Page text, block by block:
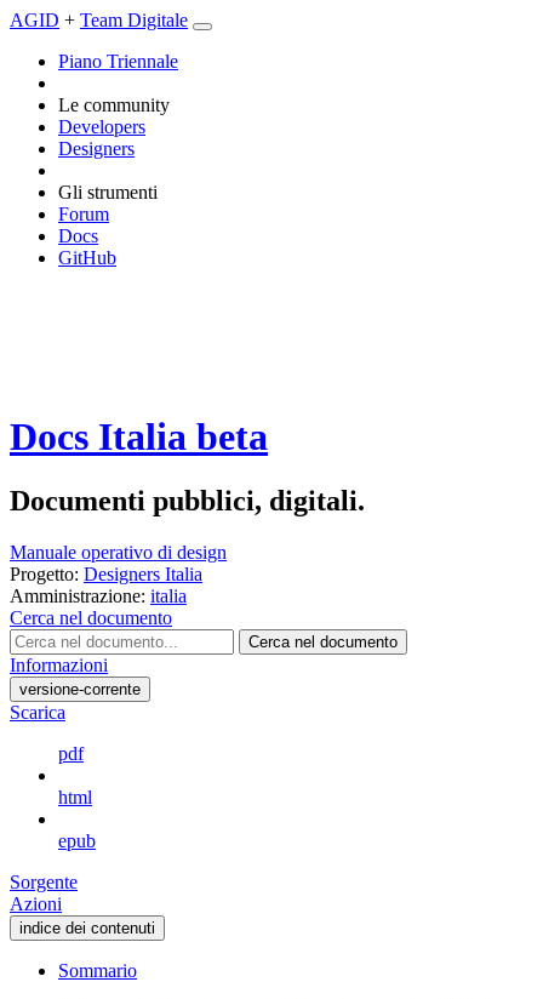
AGID + Team Digitale
Piano Triennale
Le community
Developers
Designers
Gli strumenti
Forum
Docs
GitHub
Docs Italia beta
Documenti pubblici, digitali.
Manuale operativo di design
Progetto: Designers Italia
Amministrazione: italia
Cerca nel documento
Cerca nel documento
Informazioni
versione-corrente
Scarica
pdf
html
epub
Sorgente
Azioni
indice dei contenuti
Sommario